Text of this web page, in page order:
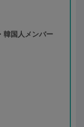
韓国人メンバー